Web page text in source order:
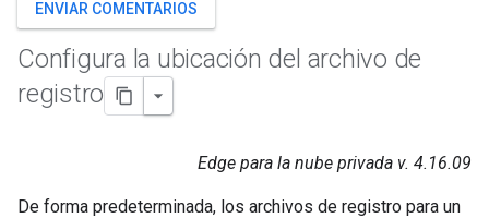
ENVIAR COMENTARIOS
Configura la ubicación del archivo de
registro
Edge para la nube privada v. 4.16.09
De forma predeterminada, los archivos de registro para un